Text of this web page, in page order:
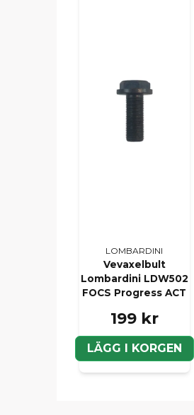
LOMBARDINI
Vevaxelbult
Lombardini LDW502
FOCS Progress ACT
199 kr
LÄGG I KORGEN